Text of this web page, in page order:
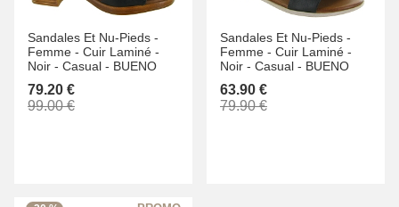
Sandales Et Nu-Pieds -
Femme - Cuir Laminé -
Noir - Casual - BUENO
79.20 €
99.00 €
Sandales Et Nu-Pieds -
Femme - Cuir Laminé -
Noir - Casual - BUENO
63.90 €
79.90 €